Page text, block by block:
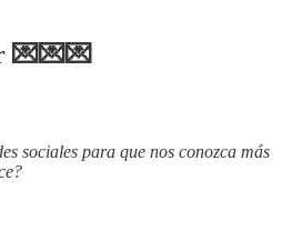
💌💌💌
sociales para que nos conozca más